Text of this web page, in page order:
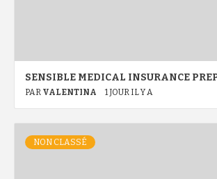
SENSIBLE MEDICAL INSURANCE
PAR VALENTINA 1 JOUR IL Y A
NON CLASSÉ